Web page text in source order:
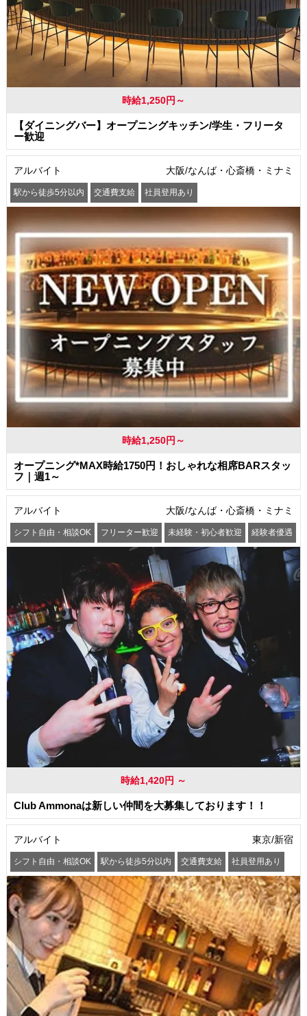
時給1,250円～
【ダイニングバー】オープニングキッチン/学生・フリータ
ー歓迎
アルバイト 大阪/なんば・心斎橋・ミナミ
駅から徒歩5分以内 交通費支給 社員登用あり
時給1,250円～
オープニング*MAX時給1750円！おしゃれな相席BARスタッ
フ｜週1～
アルバイト 大阪/なんば・心斎橋・ミナミ
シフト自由・相談OK フリーター歓迎 未経験・初心者歓迎 経験者優遇
時給1,420円 ～
Club Ammonaは新しい仲間を大募集しております！！
アルバイト 東京/新宿
シフト自由・相談OK 駅から徒歩5分以内 交通費支給 社員登用あり